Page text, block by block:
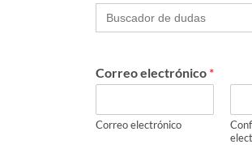
Buscar:
Correo electrónico *
Correo electrónico